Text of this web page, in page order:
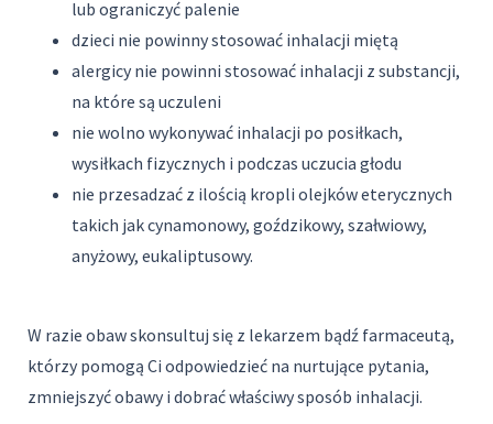
lub ograniczyć palenie
dzieci nie powinny stosować inhalacji miętą
alergicy nie powinni stosować inhalacji z substancji,
na które są uczuleni
nie wolno wykonywać inhalacji po posiłkach,
wysiłkach fizycznych i podczas uczucia głodu
nie przesadzać z ilością kropli olejków eterycznych
takich jak cynamonowy, goździkowy, szałwiowy,
anyżowy, eukaliptusowy.
W razie obaw skonsultuj się z lekarzem bądź farmaceutą,
którzy pomogą Ci odpowiedzieć na nurtujące pytania,
zmniejszyć obawy i dobrać właściwy sposób inhalacji.